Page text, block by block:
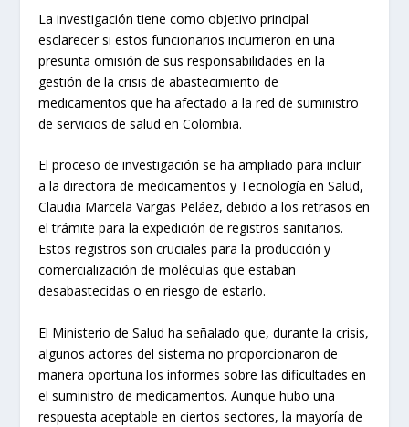
La investigación tiene como objetivo principal
esclarecer si estos funcionarios incurrieron en una
presunta omisión de sus responsabilidades en la
gestión de la crisis de abastecimiento de
medicamentos que ha afectado a la red de suministro
de servicios de salud en Colombia.
El proceso de investigación se ha ampliado para incluir
a la directora de medicamentos y Tecnología en Salud,
Claudia Marcela Vargas Peláez, debido a los retrasos en
el trámite para la expedición de registros sanitarios.
Estos registros son cruciales para la producción y
comercialización de moléculas que estaban
desabastecidas o en riesgo de estarlo.
El Ministerio de Salud ha señalado que, durante la crisis,
algunos actores del sistema no proporcionaron de
manera oportuna los informes sobre las dificultades en
el suministro de medicamentos. Aunque hubo una
respuesta aceptable en ciertos sectores, la mayoría de